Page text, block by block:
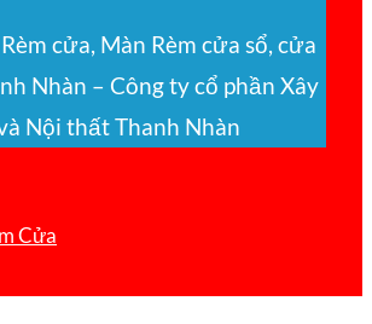
cửa, Màn Rèm cửa sổ, cửa
Nhàn – Công ty cổ phần Xây
Nội thất Thanh Nhàn
Cửa